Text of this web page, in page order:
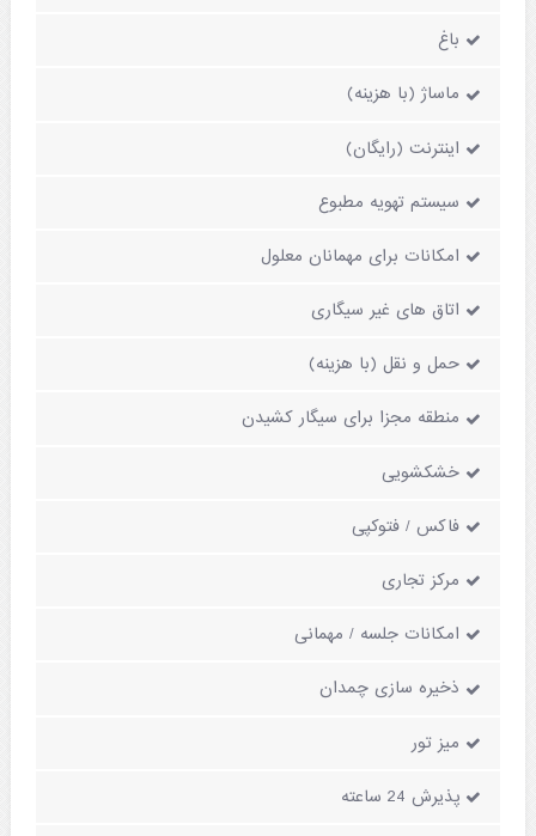
باغ
ماساژ (با هزینه)
اینترنت (رایگان)
سیستم تهویه مطبوع
امکانات برای مهمانان معلول
اتاق های غیر سیگاری
حمل و نقل (با هزینه)
منطقه مجزا برای سیگار کشیدن
خشکشویی
فاکس / فتوکپی
مرکز تجاری
امکانات جلسه / مهمانی
ذخیره سازی چمدان
میز تور
پذیرش 24 ساعته